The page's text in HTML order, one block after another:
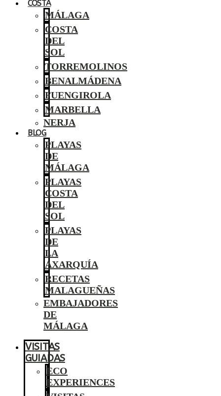
COSTA
MÁLAGA
COSTA
DEL
SOL
TORREMOLINOS
BENALMÁDENA
FUENGIROLA
MARBELLA
NERJA
BLOG
PLAYAS
DE
MÁLAGA
PLAYAS
COSTA
DEL
SOL
PLAYAS
DE
LA
AXARQUÍA
RECETAS
MALAGUEÑAS
EMBAJADORES
DE
MÁLAGA
VISITAS
GUIADAS
ECO
EXPERIENCES